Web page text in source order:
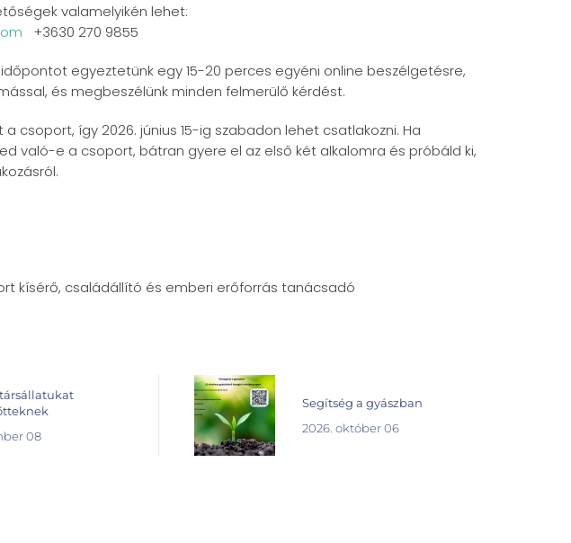
valamelyikén lehet:
+3630 270 9855
egyeztetünk egy 15-20 perces egyéni online beszélgetésre,
és megbeszélünk minden felmerülő kérdést.
csoport, így 2026. június 15-ig szabadon lehet csatlakozni. Ha
való-e a csoport, bátran gyere el az első két alkalomra és próbáld ki,
kísérő, családállító és emberi erőforrás tanácsadó
08
Segítség a gyászban
2026. október 06